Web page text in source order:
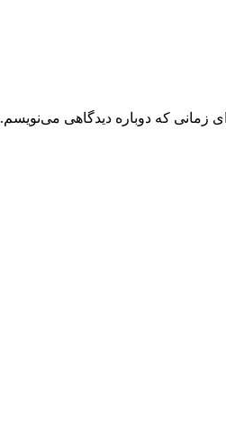
زمانی که دوباره دیدگاهی می‌نویسم.